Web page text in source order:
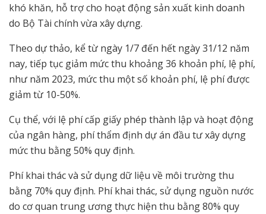
khó khăn, hỗ trợ cho hoạt động sản xuất kinh doanh
do Bộ Tài chính vừa xây dựng.
Theo dự thảo, kể từ ngày 1/7 đến hết ngày 31/12 năm
nay, tiếp tục giảm mức thu khoảng 36 khoản phí, lệ phí,
như năm 2023, mức thu một số khoản phí, lệ phí được
giảm từ 10-50%.
Cụ thể, với lệ phí cấp giấy phép thành lập và hoạt động
của ngân hàng, phí thẩm định dự án đầu tư xây dựng
mức thu bằng 50% quy định.
Phí khai thác và sử dụng dữ liệu về môi trường thu
bằng 70% quy định. Phí khai thác, sử dụng nguồn nước
do cơ quan trung ương thực hiện thu bằng 80% quy